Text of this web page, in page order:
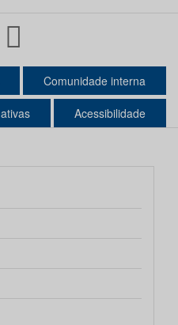
Comunidade interna
Acessibilidade